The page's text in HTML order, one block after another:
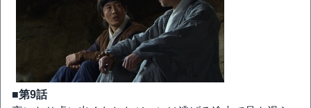
■第9話